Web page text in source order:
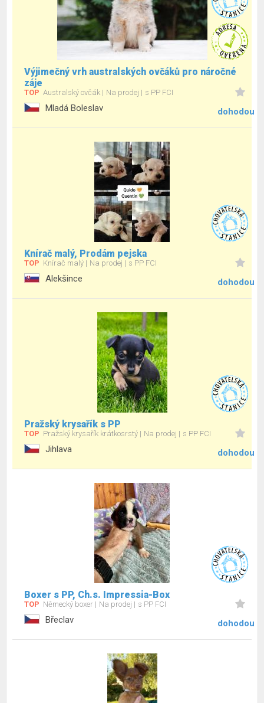
Výjimečný vrh australských ovčáků pro náročné
záje
TOP Australský ovčák Na prodej s PP FCI
Mladá Boleslav dohodou
Knírač malý, Prodám pejska
TOP Knírač malý Na prodej s PP FCI
Alekšince dohodou
Pražský krysařík s PP
TOP Pražský krysařík krátkosrstý Na prodej s PP FCI
Jihlava dohodou
Boxer s PP, Ch.s. Impressia-Box
TOP Německý boxer Na prodej s PP FCI
Břeclav dohodou